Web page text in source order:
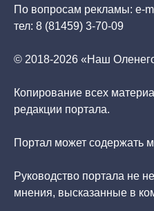
По вопросам рекламы: e-
тел: 8 (81459) 3-70-09
© 2018-2026 «Наш
Копирование всех
редакции портала.
Портал может содержать
Руководство портала не
мнения, высказанные в